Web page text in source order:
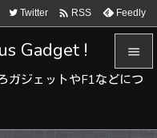
Gadget !
ガジェットやF1などにつ



Twitter  RSS Feedly